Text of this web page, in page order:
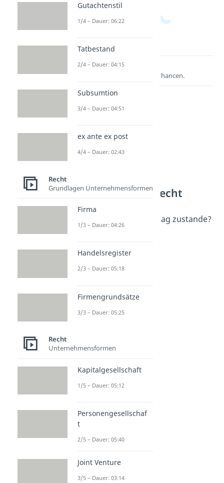
Lernen lohnt sich!
Entdecke hier deine Chancen.
Weitere Inhalte: Recht
Vertragsabschluss
Wie kommt ein Kaufvertrag zustande?
Dauer: 04:09
Dauer: 04:58
invitatio ad offerendum
Dauer: 04:54
Konkludentes Handeln
Gutachtenstil
1/4 – Dauer: 06:22
Tatbestand
2/4 – Dauer: 04:15
Subsumtion
3/4 – Dauer: 04:51
ex ante ex post
4/4 – Dauer: 02:43
Recht
Grundlagen Unternehmensformen
Firma
1/3 – Dauer: 04:26
Handelsregister
2/3 – Dauer: 05:18
Firmengrundsätze
3/3 – Dauer: 05:25
Recht
Unternehmensformen
Kapitalgesellschaft
1/5 – Dauer: 05:12
Personengesellschaf
t
2/5 – Dauer: 05:40
Joint Venture
3/5 – Dauer: 03:14